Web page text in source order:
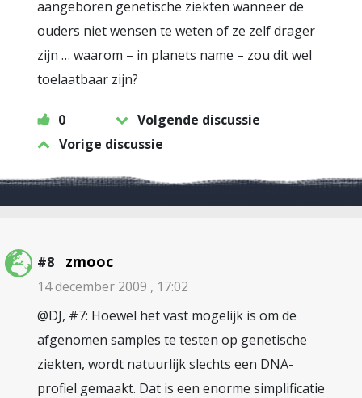
aangeboren genetische ziekten wanneer de
ouders niet wensen te weten of ze zelf drager
zijn … waarom – in planets name – zou dit wel
toelaatbaar zijn?
0
Volgende discussie
Vorige discussie
#8 zmooc
14 december 2009 , 17:02
@DJ, #7: Hoewel het vast mogelijk is om de
afgenomen samples te testen op genetische
ziekten, wordt natuurlijk slechts een DNA-
profiel gemaakt. Dat is een enorme simplificatie